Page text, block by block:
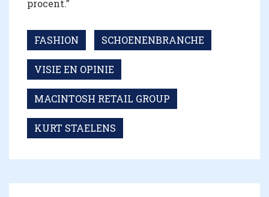
procent.”
FASHION SCHOENENBRANCHE
VISIE EN OPINIE
MACINTOSH RETAIL GROUP
KURT STAELENS